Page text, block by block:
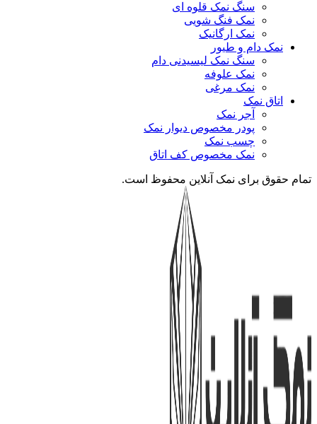
سنگ نمک قلوه ای
نمک فنگ شویی
نمک ارگانیک
نمک دام و طیور
سنگ نمک لیسیدنی دام
نمک علوفه
نمک مرغی
اتاق نمک
آجر نمک
پودر مخصوص دیوار نمک
چسب نمک
نمک مخصوص کف اتاق
تمام حقوق برای نمک آنلاین محفوظ است.